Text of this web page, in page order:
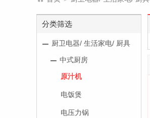
分类筛选
厨卫电器/ 生活家电/ 厨具
中式厨房
原汁机
电饭煲
电压力锅